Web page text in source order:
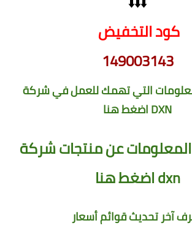
كود التخفيض
149003143
التي تهمك للعمل في شركة
DXNاضغط هنا
عن منتجات شركة
dxnاضغط هنا
آخر تحديث قوائم أسعار